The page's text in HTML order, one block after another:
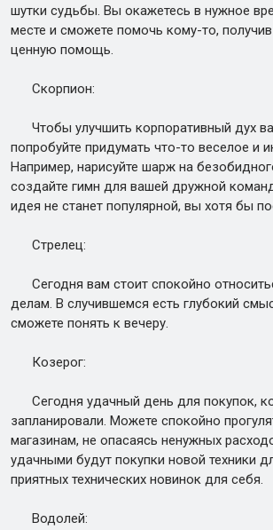
шутки судьбы. Вы окажетесь в нужное
месте и сможете помочь кому-то,
ценную помощь.
Скорпион:
Чтобы улучшить корпоративный дух
попробуйте придумать что-то веселое и
Например, нарисуйте шарж на
создайте гимн для вашей дружной
идея не станет популярной, вы хотя бы
Стрелец:
Сегодня вам стоит спокойно
делам. В случившемся есть глубокий
сможете понять к вечеру.
Козерог:
Сегодня удачный день для покупок,
запланировали. Можете спокойно
магазинам, не опасаясь ненужных
удачными будут покупки новой техники
приятных технических новинок для себя.
Водолей: